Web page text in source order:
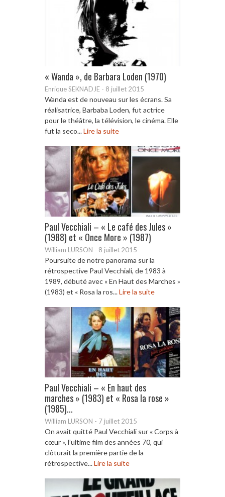
« Wanda », de Barbara Loden (1970)
Enrique SEKNADJE - 8 juillet 2015
Wanda est de nouveau sur les écrans. Sa
réalisatrice, Barbaba Loden, fut actrice
pour le théâtre, la télévision, le cinéma. Elle
fut la seco...Lire la suite
Paul Vecchiali – « Le café des Jules »
(1988) et « Once More » (1987)
William LURSON - 8 juillet 2015
Poursuite de notre panorama sur la
rétrospective Paul Vecchiali, de 1983 à
1989, débuté avec « En Haut des Marches »
(1983) et « Rosa la ros...Lire la suite
Paul Vecchiali – « En haut des
marches » (1983) et « Rosa la rose »
(1985)...
William LURSON - 7 juillet 2015
On avait quitté Paul Vecchiali sur « Corps à
cœur », l’ultime film des années 70, qui
clôturait la première partie de la
rétrospective...Lire la suite